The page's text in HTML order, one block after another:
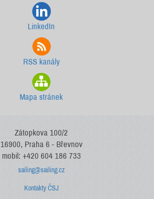
LinkedIn
RSS kanály
Mapa stránek
Zátopkova 100/2
16900, Praha 6 - Břevnov
mobil: +420 604 186 733
sailing@sailing.cz
Kontakty ČSJ